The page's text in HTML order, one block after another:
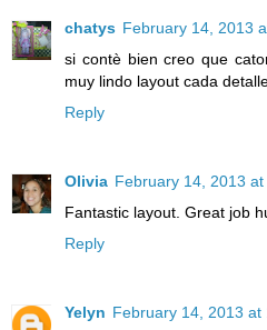
chatys February 14, 2013
si contè bien creo que
muy lindo layout cada
Reply
Olivia February 14, 2013 at
Fantastic layout. Great job
Reply
Yelyn February 14, 2013 at